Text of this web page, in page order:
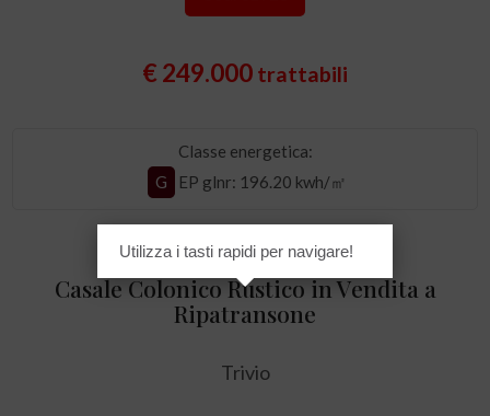
€ 249.000 trattabili
Classe energetica:
G
EP glnr: 196.20 kwh/㎡
Casale Colonico Rustico in Vendita a
Ripatransone
Trivio
Utilizza i tasti rapidi per navigare!